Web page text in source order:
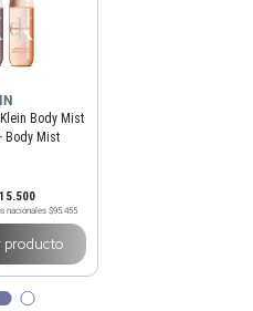
Body Mist
Body Mist
.500
nacionales $95.455
producto